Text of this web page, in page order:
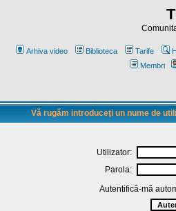
Arhiva video Biblioteca Tarife
Membri
Vă rugăm introduceţi un nume de
Utilizator:
Parola:
Autentifică-mă